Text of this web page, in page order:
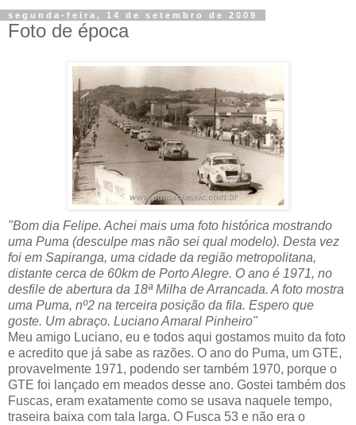
segunda-feira, 14 de setembro de 2009
Foto de época
"Bom dia Felipe. Achei mais uma foto histórica mostrando
uma Puma (desculpe mas não sei qual modelo). Desta vez
foi em Sapiranga, uma cidade da região metropolitana,
distante cerca de 60km de Porto Alegre. O ano é 1971, no
desfile de abertura da 18ª Milha de Arrancada. A foto mostra
uma Puma, nº2 na terceira posição da fila. Espero que
goste. Um abraço. Luciano Amaral Pinheiro"
Meu amigo Luciano, eu e todos aqui gostamos muito da foto
e acredito que já sabe as razões. O ano do Puma, um GTE,
provavelmente 1971, podendo ser também 1970, porque o
GTE foi lançado em meados desse ano. Gostei também dos
Fuscas, eram exatamente como se usava naquele tempo,
traseira baixa com tala larga. O Fusca 53 e não era o